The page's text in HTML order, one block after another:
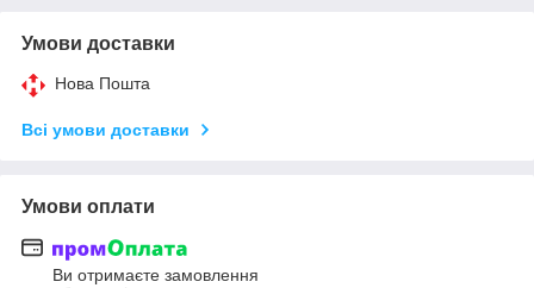
Умови доставки
Нова Пошта
Всі умови доставки
Умови оплати
Ви отримаєте замовлення